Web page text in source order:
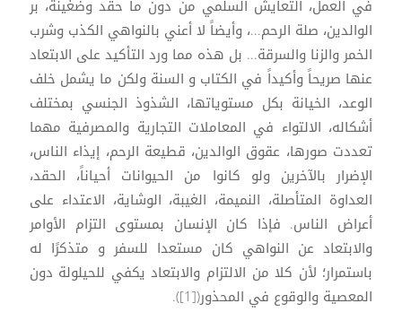
في العمل، التعايش السلمي من دون ما حقد وضغينة، بر
الوالدين، صلة الرحم...، وأيضاً لا أعني بالنواهي الكذب وشرب
الخمر والزنا والسرقة... بل هذه مما ورد التأكيد على الابتعاد
عنها صريحاً وأكيداً في الكتاب و السنة ولكن ما يشمل خلف
الوعد، الخيانة بكل مستوياتها، الشذوذ الجنسي بمختلف
أشكاله، الالتواء في المعاملات التجارية والمصرفية مهما
تعددت صورها، عقوق الوالدين، قطيعة الرحم، إيذاء الناس،
الإضرار بالآخرين ولو كانوا من الحيوانات أحياناً، الحقد،
العداوة المتأصلة، النميمة، الغيبة، الوشاية، الاعتداء على
أعراض الناس. فإذا كان الإنسان بمستوى التزام الأوامر
والابتعاد عن النواهي كان مستعدا للسفر و متذكرًا له
باستمرار؛ لأن كلا من الالتزام والابتعاد يكفي للحيلولة دون
المعصية والوقوع في المحذور([1]).